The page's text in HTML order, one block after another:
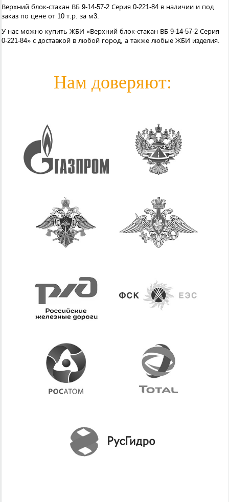
Верхний блок-стакан ВБ 9-14-57-2 Серия 0-221-84 в наличии и под
заказ по цене от 10 т.р. за м3.
У нас можно купить ЖБИ «Верхний блок-стакан ВБ 9-14-57-2 Серия
0-221-84» с доставкой в любой город, а также любые ЖБИ изделия.
Нам доверяют: